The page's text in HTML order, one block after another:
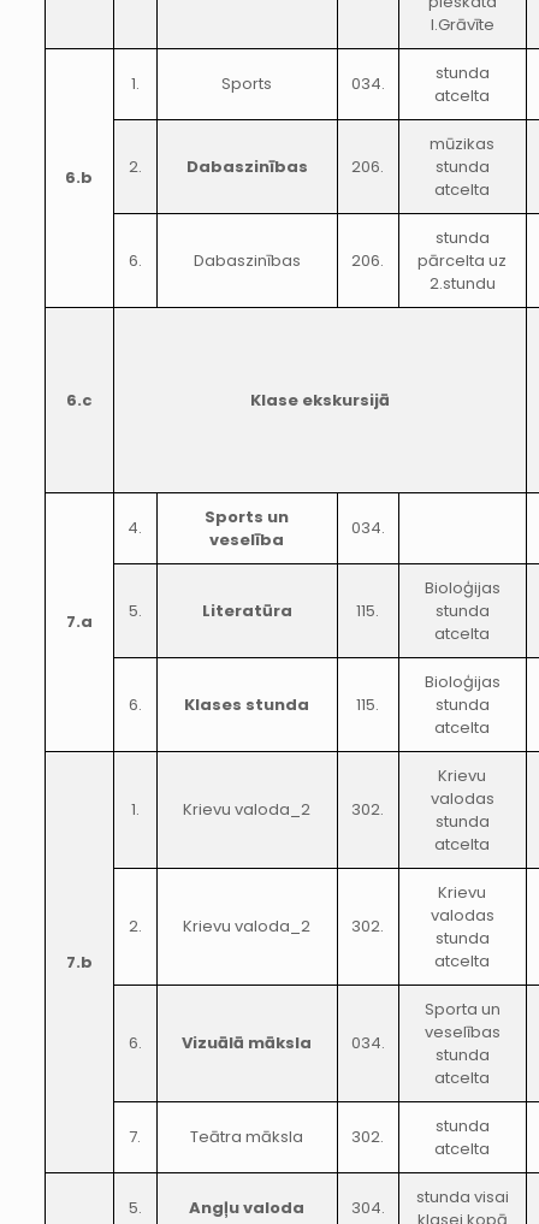
I.Grāvīte
6.b
1. Sports 034.
stunda
atcelta
2. Dabaszinības 206.
mūzikas
stunda
atcelta
6. Dabaszinības 206.
stunda
pārcelta uz
2.stundu
6.c Klase ekskursijā
7.a
4.
Sports un
veselība
034.
5. Literatūra 115.
Bioloģijas
stunda
atcelta
6. Klases stunda 115.
Bioloģijas
stunda
atcelta
7.b
1. Krievu valoda_2 302.
Krievu
valodas
stunda
atcelta
2. Krievu valoda_2 302.
Krievu
valodas
stunda
atcelta
6. Vizuālā māksla 034.
Sporta un
veselības
stunda
atcelta
7. Teātra māksla 302.
stunda
atcelta
5. Angļu valoda 304.
stunda visai